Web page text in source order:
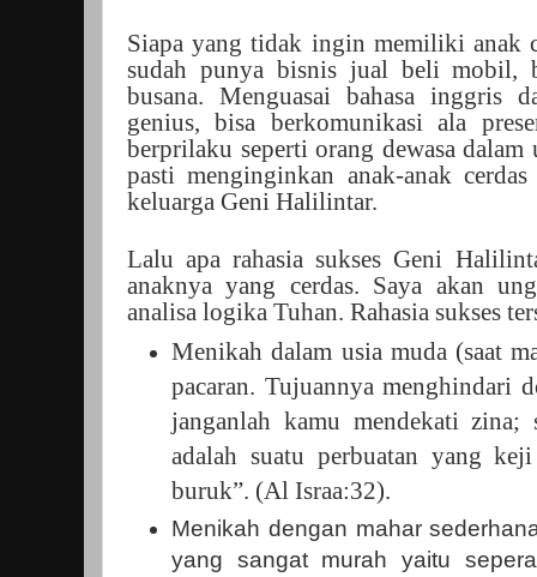
Siapa yang tidak ingin memiliki anak
sudah punya bisnis jual beli mobil,
busana. Menguasai bahasa inggris
genius, bisa berkomunikasi ala
berprilaku seperti orang dewasa dalam
pasti menginginkan anak-anak
keluarga Geni Halilintar.
Lalu apa rahasia sukses Geni
anaknya yang cerdas. Saya akan
analisa logika Tuhan. Rahasia sukses
Menikah dalam usia muda (saat
pacaran. Tujuannya menghindari
janganlah kamu mendekati zina;
adalah suatu perbuatan yang
buruk”. (Al Israa:32).
Menikah dengan mahar
yang sangat murah yaitu